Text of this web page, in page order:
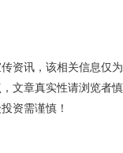
资讯，该相关信息仅为
文章真实性请浏览者慎
资需谨慎！